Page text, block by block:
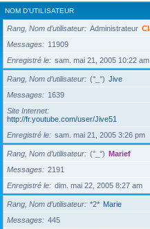
NOM D’UTILISATEUR
Rang, Nom d’utilisateur Administrateur
Messages
11909
Enregistré le
sam. mai 21, 2005 10:22 am
Rang, Nom d’utilisateur (°_°) Jive
Messages
1639
Site Internet
http://fr.youtube.com/user/Jive51
Enregistré le
sam. mai 21, 2005 3:26 pm
Rang, Nom d’utilisateur (°_°) Marief
Messages
2191
Enregistré le
dim. mai 22, 2005 8:27 am
Rang, Nom d’utilisateur *2* Marie
Messages
445